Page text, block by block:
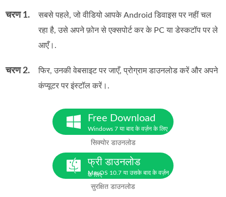
चरण 1.
सबसे पहले, जो वीडियो आपके Android डिवाइस पर नहीं चल
रहा है, उसे अपने फ़ोन से एक्सपोर्ट कर के PC या डेस्कटॉप पर ले
आएँ।.
चरण 2.
फिर, उनकी वेबसाइट पर जाएँ, प्रोग्राम डाउनलोड करें और अपने
कंप्यूटर पर इंस्टॉल करें।.
Free Download
Windows 7 या बाद के वर्ज़न के लिए
सिक्योर डाउनलोड
फ्री डाउनलोड
MacOS 10.7 या उसके बाद के वर्ज़न
के लिए
सुरक्षित डाउनलोड